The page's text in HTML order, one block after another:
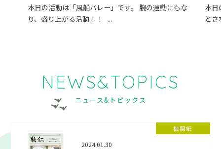
本日の活動は「風船バレー」です。 腕の運動にもな
り、盛り上がる活動！！ ...
本日
と
NEWS&TOPICS
ニュース&トピックス
機関紙
2024.01.30